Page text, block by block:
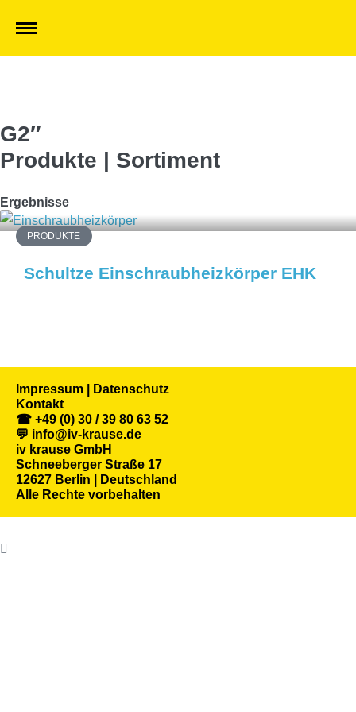
G2″
Produkte | Sortiment
Ergebnisse
PRODUKTE
Schultze Einschraubheizkörper EHK
Impressum | Datenschutz
Kontakt
☎ +49 (0) 30 / 39 80 63 52
💬 info@iv-krause.de
iv krause GmbH
Schneeberger Straße 17
12627 Berlin | Deutschland
Alle Rechte vorbehalten